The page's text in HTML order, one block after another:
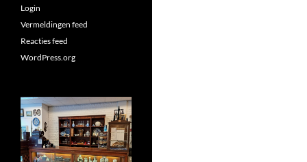
Login
Vermeldingen feed
Reacties feed
WordPress.org